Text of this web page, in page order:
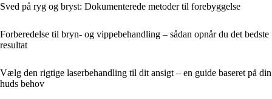
Sved på ryg og bryst: Dokumenterede metoder til forebyggelse
Forberedelse til bryn- og vippebehandling – sådan opnår du det bedste
resultat
Vælg den rigtige laserbehandling til dit ansigt – en guide baseret på din
huds behov